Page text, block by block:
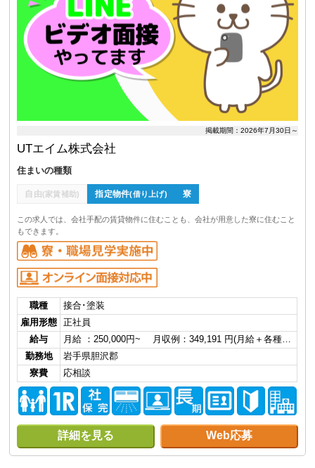
掲載期間：2026年7月30日～
UTエイム株式会社
住まいの種類
自由(家賃補助) 指定物件(借り上げ) 寮
この求人では、会社手配の賃貸物件に住むことも、会社が用意した寮に住むこと
もできます。
職種
接合･塗装
雇用形態
正社員
給与
月給 ：250,000円~ 月収例：349,191 円(月給＋各種…
勤務地
岩手県胆沢郡
寮費
応相談
詳細を見る Web応募